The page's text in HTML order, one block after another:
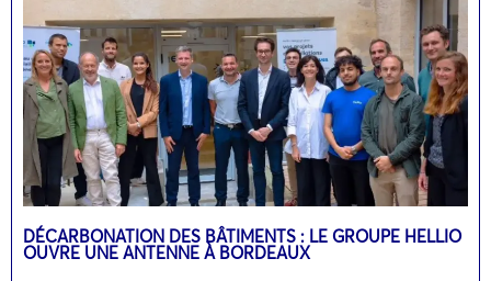
DÉCARBONATION DES BÂTIMENTS : LE GROUPE HELLIO
OUVRE UNE ANTENNE À BORDEAUX